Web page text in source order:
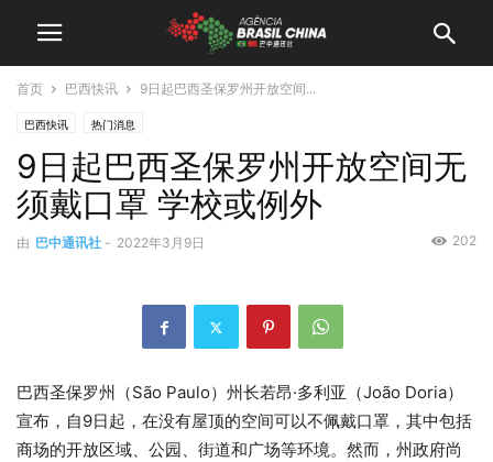
首页 巴西快讯 9日起巴西圣保罗州开放空间...
巴西快讯 热门消息
9日起巴西圣保罗州开放空间无
须戴口罩 学校或例外
由 巴中通讯社 - 2022年3月9日 202
巴西圣保罗州（São Paulo）州长若昂·多利亚（João Doria）
宣布，自9日起，在没有屋顶的空间可以不佩戴口罩，其中包括
商场的开放区域、公园、街道和广场等环境。然而，州政府尚